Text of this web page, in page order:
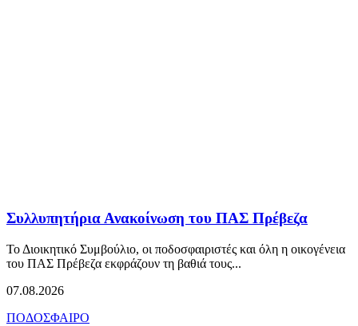
Συλλυπητήρια Ανακοίνωση του ΠΑΣ Πρέβεζα
Το Διοικητικό Συμβούλιο, οι ποδοσφαιριστές και όλη η οικογένεια
του ΠΑΣ Πρέβεζα εκφράζουν τη βαθιά τους...
07.08.2026
ΠΟΔΟΣΦΑΙΡΟ